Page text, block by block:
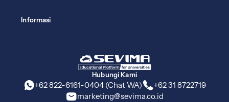
Hubungi Kami
+62 822-6161-0404 (Chat WA)
+62 31 8722719
marketing@sevima.co.id
Informasi